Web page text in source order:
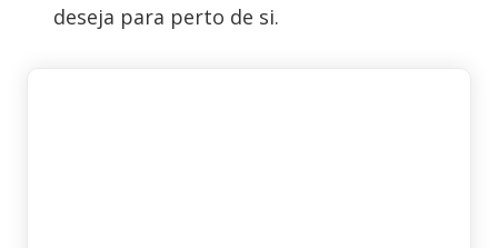
deseja para perto de si.